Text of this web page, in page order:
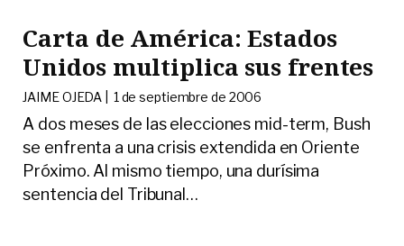
Carta de América: Estados
Unidos multiplica sus frentes
JAIME OJEDA | 1 de septiembre de 2006
A dos meses de las elecciones mid-term, Bush
se enfrenta a una crisis extendida en Oriente
Próximo. Al mismo tiempo, una durísima
sentencia del Tribunal …